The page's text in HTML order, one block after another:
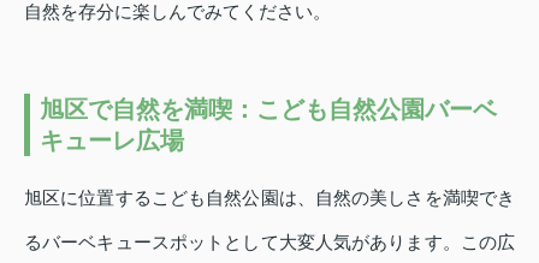
自然を存分に楽しんでみてください。
旭区で自然を満喫：こども自然公園バーベ
キューレ広場
旭区に位置するこども自然公園は、自然の美しさを満喫でき
るバーベキュースポットとして大変人気があります。この広